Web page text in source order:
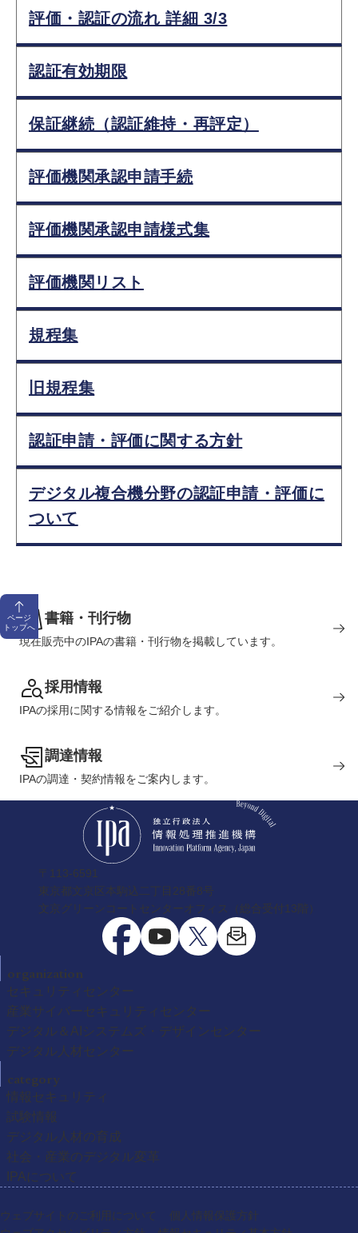
評価・認証の流れ 詳細 3/3
認証有効期限
保証継続（認証維持・再評定）
評価機関承認申請手続
評価機関承認申請様式集
評価機関リスト
規程集
旧規程集
認証申請・評価に関する方針
デジタル複合機分野の認証申請・評価に
ついて
ページ
トップへ
書籍・刊行物
現在販売中のIPAの書籍・刊行物を掲載しています。
採用情報
IPAの採用に関する情報をご紹介します。
調達情報
IPAの調達・契約情報をご案内します。
〒113-6591
東京都文京区本駒込二丁目28番8号
文京グリーンコートセンターオフィス（総合受付13階）
organization
セキュリティセンター
産業サイバーセキュリティセンター
デジタル＆AIシステムズ・デザインセンター
デジタル人材センター
category
情報セキュリティ
試験情報
デジタル人材の育成
社会・産業のデジタル変革
IPAについて
ウェブサイトのご利用について
個人情報保護方針